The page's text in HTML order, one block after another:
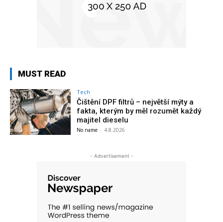
MUST READ
Tech
Čištění DPF filtrů – největší mýty a
fakta, kterým by měl rozumět každý
majitel dieselu
No name - 4.8.2026
- Advertisement -